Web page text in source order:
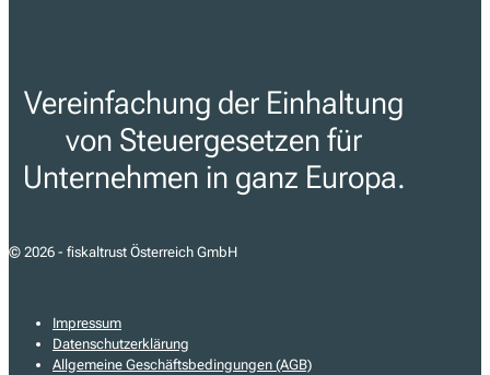
Vereinfachung der Einhaltung
von Steuergesetzen für
Unternehmen in ganz Europa.
© 2026 - fiskaltrust Österreich GmbH
Impressum
Datenschutzerklärung
Allgemeine Geschäftsbedingungen (AGB)